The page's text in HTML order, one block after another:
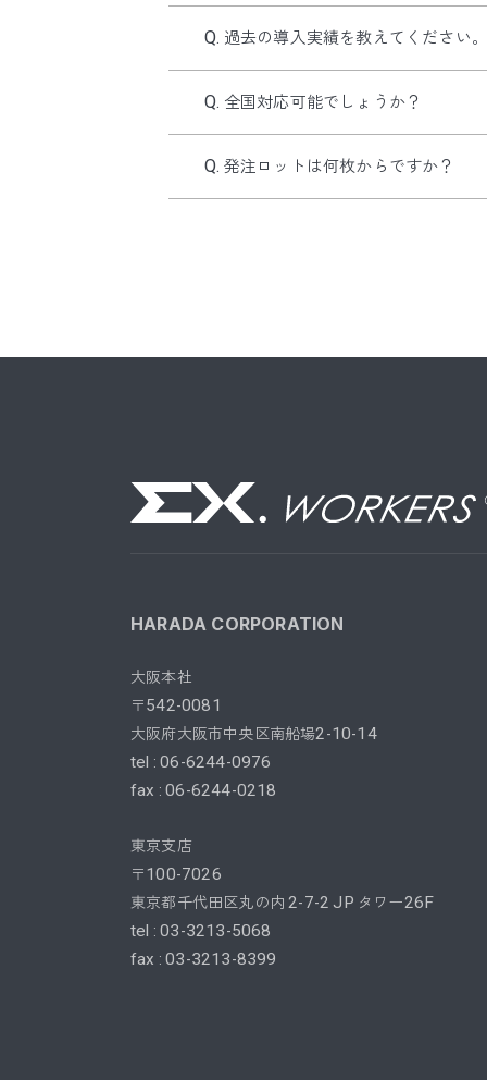
過去の導入実績を教えてください。
全国対応可能でしょうか？
発注ロットは何枚からですか？
HARADA CORPORATION
大阪本社
〒542-0081
大阪府大阪市中央区南船場2-10-14
tel :06-6244-0976
fax :06-6244-0218
東京支店
〒100-7026
東京都千代田区丸の内2-7-2 JP タワー26F
tel :03-3213-5068
fax :03-3213-8399